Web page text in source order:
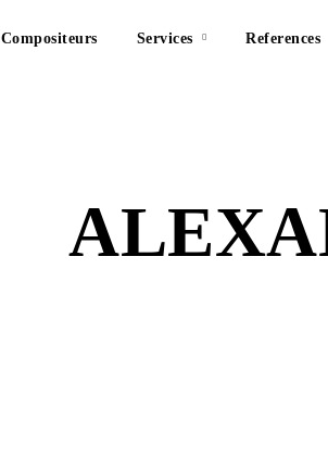
Compositeurs Services References